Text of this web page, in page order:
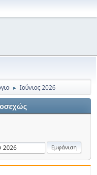
► Ιούνιος 2026